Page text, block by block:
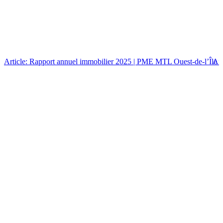
Article: Rapport annuel immobilier 2025 | PME MTL Ouest-de-l’Île